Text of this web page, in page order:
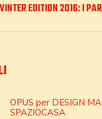
Prossimo
EDITION 2016: I
OPUS per DESIGN
SPAZIOCASA